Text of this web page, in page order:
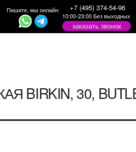
Пишите, мы онлайн: +7 (495) 374-54-96
10:00-23:00 Без выходных
заказать звонок
BIRKIN, 30,